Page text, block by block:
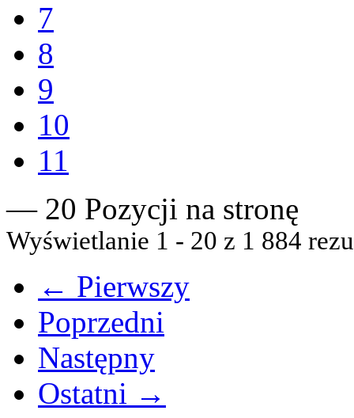
7
8
9
10
11
— 20 Pozycji na stronę
Wyświetlanie 1 - 20 z 1 884
← Pierwszy
Poprzedni
Następny
Ostatni →